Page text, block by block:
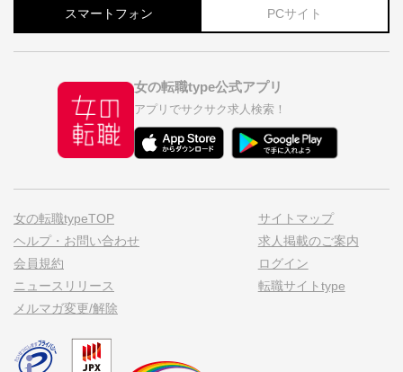
スマートフォン PCサイト
女の転職type公式アプリ
アプリでサクサク求人検索！
女の転職typeTOP
ヘルプ・お問い合わせ
会員規約
ニュースリリース
メルマガ変更/解除
サイトマップ
求人掲載のご案内
ログイン
転職サイトtype